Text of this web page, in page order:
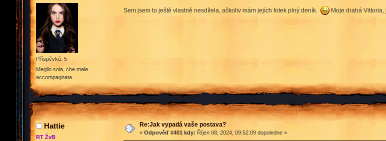
Příspěvků: 5
Meglio sola, che male
accompagnata.
Sem jsem to ještě vlastně nesdílela, ačkoliv mám jejích fotek plný deník. Moje drahá Vittoria,
Hattie
RT ŽvB
Re:Jak vypadá vaše postava?
« Odpověď #401 kdy: Říjen 08, 2024, 09:52:09 dopoledne »